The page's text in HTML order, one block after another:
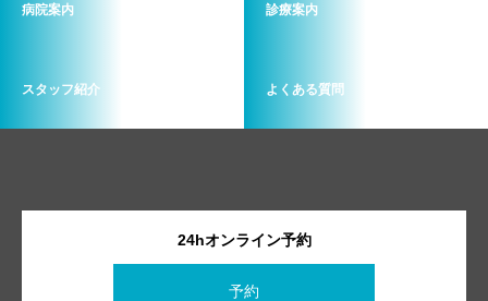
病院案内 診療案内
スタッフ紹介 よくある質問
24hオンライン予約
予約